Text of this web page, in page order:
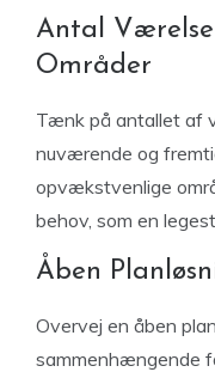
Antal
Områder
Tænk på antallet af
nuværende og
opvækstvenlige
behov, som en
Åben
Overvej en åben
sammenhængende